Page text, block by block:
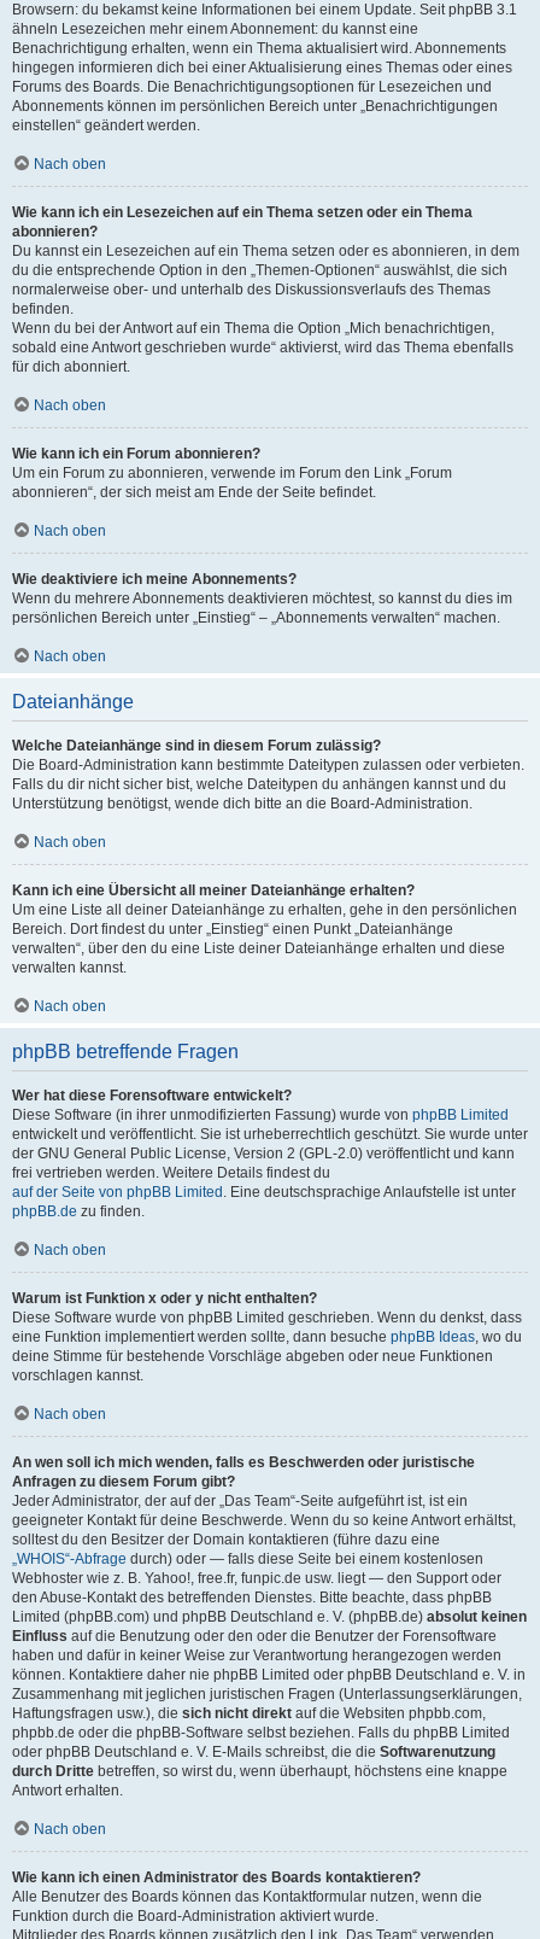
Browsern: du bekamst keine Informationen bei einem Update. Seit phpBB 3.1
ähneln Lesezeichen mehr einem Abonnement: du kannst eine
Benachrichtigung erhalten, wenn ein Thema aktualisiert wird. Abonnements
hingegen informieren dich bei einer Aktualisierung eines Themas oder eines
Forums des Boards. Die Benachrichtigungsoptionen für Lesezeichen und
Abonnements können im persönlichen Bereich unter „Benachrichtigungen
einstellen“ geändert werden.
Nach oben
Wie kann ich ein Lesezeichen auf ein Thema setzen oder ein Thema
abonnieren?
Du kannst ein Lesezeichen auf ein Thema setzen oder es abonnieren, in dem
du die entsprechende Option in den „Themen-Optionen“ auswählst, die sich
normalerweise ober- und unterhalb des Diskussionsverlaufs des Themas
befinden.
Wenn du bei der Antwort auf ein Thema die Option „Mich benachrichtigen,
sobald eine Antwort geschrieben wurde“ aktivierst, wird das Thema ebenfalls
für dich abonniert.
Nach oben
Wie kann ich ein Forum abonnieren?
Um ein Forum zu abonnieren, verwende im Forum den Link „Forum
abonnieren“, der sich meist am Ende der Seite befindet.
Nach oben
Wie deaktiviere ich meine Abonnements?
Wenn du mehrere Abonnements deaktivieren möchtest, so kannst du dies im
persönlichen Bereich unter „Einstieg“ – „Abonnements verwalten“ machen.
Nach oben
Dateianhänge
Welche Dateianhänge sind in diesem Forum zulässig?
Die Board-Administration kann bestimmte Dateitypen zulassen oder verbieten.
Falls du dir nicht sicher bist, welche Dateitypen du anhängen kannst und du
Unterstützung benötigst, wende dich bitte an die Board-Administration.
Nach oben
Kann ich eine Übersicht all meiner Dateianhänge erhalten?
Um eine Liste all deiner Dateianhänge zu erhalten, gehe in den persönlichen
Bereich. Dort findest du unter „Einstieg“ einen Punkt „Dateianhänge
verwalten“, über den du eine Liste deiner Dateianhänge erhalten und diese
verwalten kannst.
Nach oben
phpBB betreffende Fragen
Wer hat diese Forensoftware entwickelt?
Diese Software (in ihrer unmodifizierten Fassung) wurde von phpBB Limited
entwickelt und veröffentlicht. Sie ist urheberrechtlich geschützt. Sie wurde unter
der GNU General Public License, Version 2 (GPL-2.0) veröffentlicht und kann
frei vertrieben werden. Weitere Details findest du
auf der Seite von phpBB Limited . Eine deutschsprachige Anlaufstelle ist unter
phpBB.de zu finden.
Nach oben
Warum ist Funktion x oder y nicht enthalten?
Diese Software wurde von phpBB Limited geschrieben. Wenn du denkst, dass
eine Funktion implementiert werden sollte, dann besuche phpBB Ideas, wo du
deine Stimme für bestehende Vorschläge abgeben oder neue Funktionen
vorschlagen kannst.
Nach oben
An wen soll ich mich wenden, falls es Beschwerden oder juristische
Anfragen zu diesem Forum gibt?
Jeder Administrator, der auf der „Das Team“-Seite aufgeführt ist, ist ein
geeigneter Kontakt für deine Beschwerde. Wenn du so keine Antwort erhältst,
solltest du den Besitzer der Domain kontaktieren (führe dazu eine
„WHOIS“-Abfrage durch) oder — falls diese Seite bei einem kostenlosen
Webhoster wie z. B. Yahoo!, free.fr, funpic.de usw. liegt — den Support oder
den Abuse-Kontakt des betreffenden Dienstes. Bitte beachte, dass phpBB
Limited (phpBB.com) und phpBB Deutschland e. V. (phpBB.de) absolut keinen
Einfluss auf die Benutzung oder den oder die Benutzer der Forensoftware
haben und dafür in keiner Weise zur Verantwortung herangezogen werden
können. Kontaktiere daher nie phpBB Limited oder phpBB Deutschland e. V. in
Zusammenhang mit jeglichen juristischen Fragen (Unterlassungserklärungen,
Haftungsfragen usw.), die sich nicht direkt auf die Websiten phpbb.com,
phpbb.de oder die phpBB-Software selbst beziehen. Falls du phpBB Limited
oder phpBB Deutschland e. V. E-Mails schreibst, die die Softwarenutzung
durch Dritte betreffen, so wirst du, wenn überhaupt, höchstens eine knappe
Antwort erhalten.
Nach oben
Wie kann ich einen Administrator des Boards kontaktieren?
Alle Benutzer des Boards können das Kontaktformular nutzen, wenn die
Funktion durch die Board-Administration aktiviert wurde.
Mitglieder des Boards können zusätzlich den Link „Das Team“ verwenden.